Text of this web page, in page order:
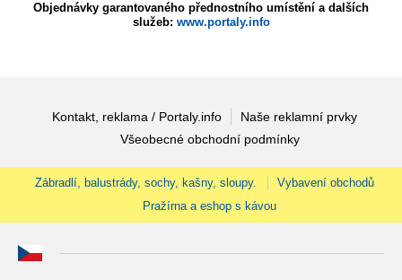
Objednávky garantovaného přednostního umístění a dalších
služeb: www.portaly.info
Kontakt, reklama / Portaly.info
Naše reklamní prvky
Všeobecné obchodní podmínky
Zábradlí, balustrády, sochy, kašny, sloupy.
Vybavení obchodů
Pražírna a eshop s kávou